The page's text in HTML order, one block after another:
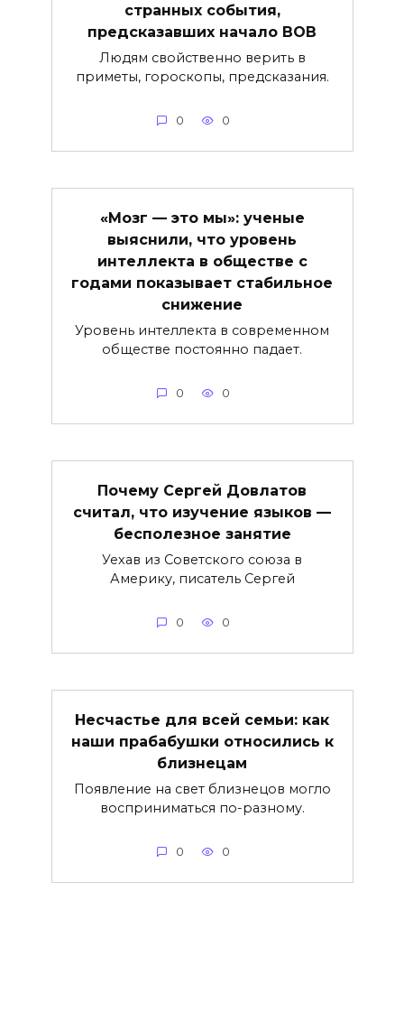
странных события,
предсказавших начало ВОВ
Людям свойственно верить в
приметы, гороскопы, предсказания.
0 0
«Мозг — это мы»: ученые
выяснили, что уровень
интеллекта в обществе с
годами показывает стабильное
снижение
Уровень интеллекта в современном
обществе постоянно падает.
0 0
Почему Сергей Довлатов
считал, что изучение языков —
бесполезное занятие
Уехав из Советского союза в
Америку, писатель Сергей
0 0
Несчастье для всей семьи: как
наши прабабушки относились к
близнецам
Появление на свет близнецов могло
восприниматься по-разному.
0 0